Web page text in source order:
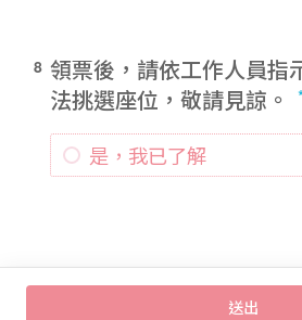
8 領票後，請依工作人員指
法挑選座位，敬請見諒。
是，我已了解
送出